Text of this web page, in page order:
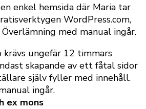
enkel hemsida där Maria tar
WordPress.com,
med manual ingår.
krävs ungefär 12 timmars
skapande av ett fåtal sidor
själv fyller med innehåll.
ingår.
ex mons